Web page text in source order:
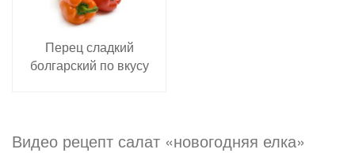
Перец сладкий
болгарский по вкусу
Видео рецепт салат «новогодняя елка»